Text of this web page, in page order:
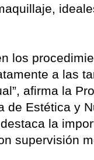
los
a las
afirma la
de Estética y
la
supervisión